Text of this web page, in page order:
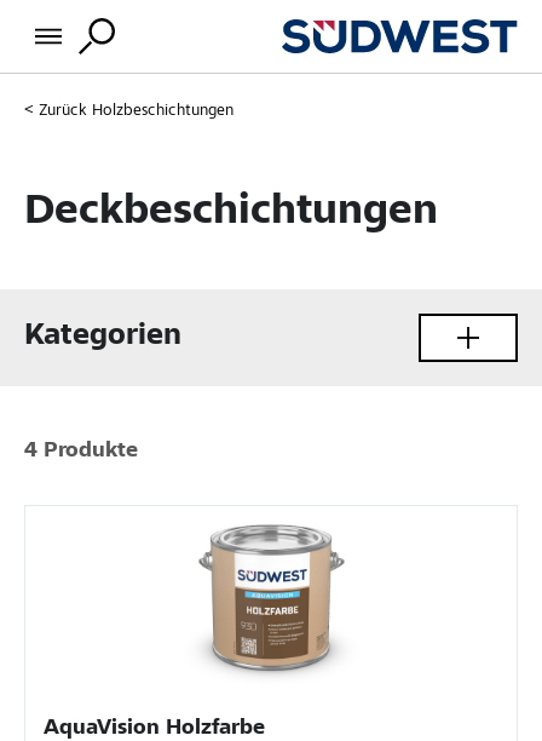
Zurück Holzbeschichtungen
Deckbeschichtungen
Kategorien
4 Produkte
AquaVision Holzfarbe